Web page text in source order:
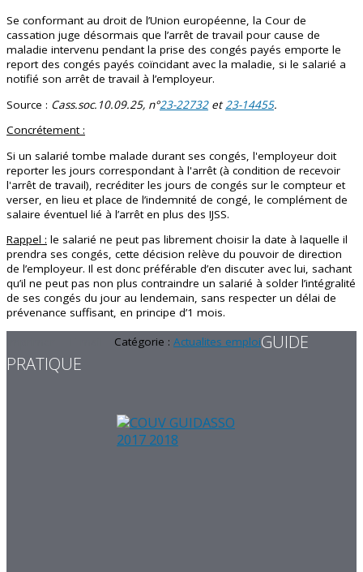
Se conformant au droit de l’Union européenne, la Cour de
cassation juge désormais que l’arrêt de travail pour cause de
maladie intervenu pendant la prise des congés payés emporte le
report des congés payés coïncidant avec la maladie, si le salarié a
notifié son arrêt de travail à l’employeur.
Source : Cass.soc.10.09.25, n°23-22732et 23-14455.
Concrétement :
Si un salarié tombe malade durant ses congés, l'employeur doit
reporter les jours correspondant à l'arrêt (à condition de recevoir
l'arrêt de travail), recréditer les jours de congés sur le compteur et
verser, en lieu et place de l’indemnité de congé, le complément de
salaire éventuel lié à l’arrêt en plus des IJSS.
Rappel : le salarié ne peut pas librement choisir la date à laquelle il
prendra ses congés, cette décision relève du pouvoir de direction
de l’employeur. Il est donc préférable d’en discuter avec lui, sachant
qu’il ne peut pas non plus contraindre un salarié à solder l’intégralité
de ses congés du jour au lendemain, sans respecter un délai de
prévenance suffisant, en principe d’1 mois.
Catégorie : Actualites emploiGUIDE
PRATIQUE